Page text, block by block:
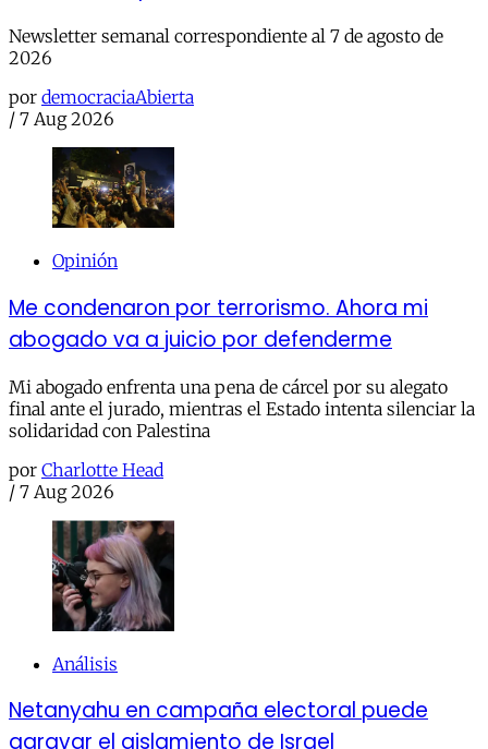
Newsletter semanal correspondiente al 7 de agosto de
2026
por democraciaAbierta
/ 7 Aug 2026
Opinión
Me condenaron por terrorismo. Ahora mi
abogado va a juicio por defenderme
Mi abogado enfrenta una pena de cárcel por su alegato
final ante el jurado, mientras el Estado intenta silenciar la
solidaridad con Palestina
por Charlotte Head
/ 7 Aug 2026
Análisis
Netanyahu en campaña electoral puede
agravar el aislamiento de Israel